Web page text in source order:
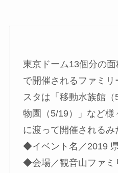
東京ドーム13個分の面
で開催されるファミリ
スタは「移動水族館
物園（5/19）」など様
に渡って開催されるみ
◆イベント名／2019
◆会場／観音山ファミ